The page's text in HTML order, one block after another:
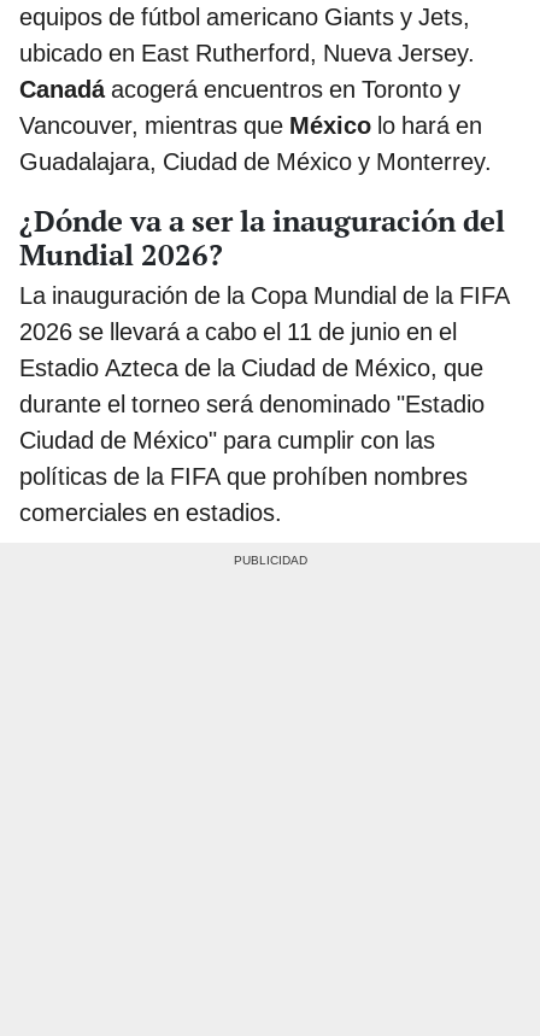
equipos de fútbol americano Giants y Jets,
ubicado en East Rutherford, Nueva Jersey.
Canadáacogerá encuentros en Toronto y
Vancouver, mientras que México lo hará en
Guadalajara, Ciudad de México y Monterrey.
¿Dónde va a ser la inauguración del
Mundial 2026?
La inauguración de la Copa Mundial de la FIFA
2026 se llevará a cabo el 11 de junio en el
Estadio Azteca de la Ciudad de México, que
durante el torneo será denominado "Estadio
Ciudad de México" para cumplir con las
políticas de la FIFA que prohíben nombres
comerciales en estadios.